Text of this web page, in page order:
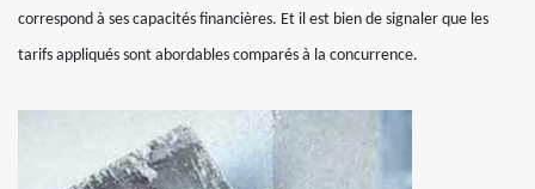
correspond à ses capacités financières. Et il est bien de signaler que les
tarifs appliqués sont abordables comparés à la concurrence.